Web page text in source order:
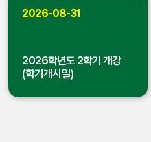
2026-08-31
2026학년도 2학기 개강
(학기개시일)